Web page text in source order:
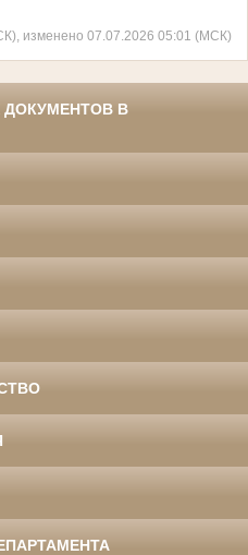
изменено 07.07.2026 05:01 (МСК)
В